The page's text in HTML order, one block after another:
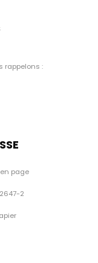
rappelons :
page
2